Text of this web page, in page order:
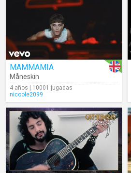
MAMMAMIA
Måneskin
4 años | 10001 jugadas
nicoole2099